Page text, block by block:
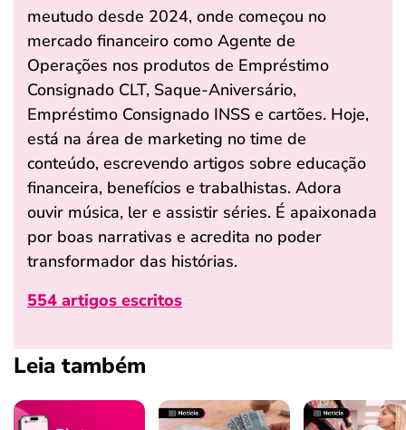
meutudo desde 2024, onde começou no
mercado financeiro como Agente de
Operações nos produtos de Empréstimo
Consignado CLT, Saque-Aniversário,
Empréstimo Consignado INSS e cartões. Hoje,
está na área de marketing no time de
conteúdo, escrevendo artigos sobre educação
financeira, benefícios e trabalhistas. Adora
ouvir música, ler e assistir séries. É apaixonada
por boas narrativas e acredita no poder
transformador das histórias.
554 artigos escritos
Leia também